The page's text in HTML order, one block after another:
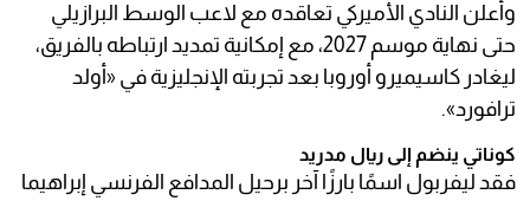
وأعلن النادي الأميركي تعاقده مع لاعب الوسط البرازيلي
حتى نهاية موسم 2027، مع إمكانية تمديد ارتباطه بالفريق،
ليغادر كاسيميرو أوروبا بعد تجربته الإنجليزية في «أولد
ترافورد».
كوناتي ينضم إلى ريال مدريد
فقد ليفربول اسمًا بارزًا آخر برحيل المدافع الفرنسي إبراهيما